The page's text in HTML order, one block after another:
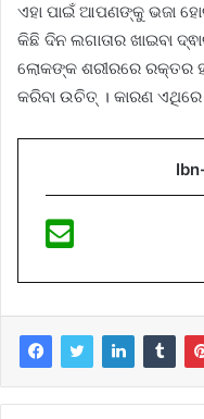
ଏହା ପାଇଁ ଆପଣଙ୍କୁ ଭଜା
କିଛି ଦିନ ଲଗାତାର ଖାଇବା
ଲୋକଙ୍କ ଶରୀରରେ ରକ୍ତର
କରିବା ଉଚିତ୍ । କାରଣ